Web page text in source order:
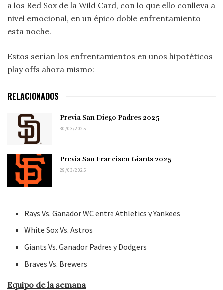
a los Red Sox de la Wild Card, con lo que ello conlleva a
nivel emocional, en un épico doble enfrentamiento
esta noche.
Estos serían los enfrentamientos en unos hipotéticos
play offs ahora mismo:
RELACIONADOS
Previa San Diego Padres 2025
30/03/2025
Previa San Francisco Giants 2025
29/03/2025
Rays Vs. Ganador WC entre Athletics y Yankees
White Sox Vs. Astros
Giants Vs. Ganador Padres y Dodgers
Braves Vs. Brewers
Equipo de la semana